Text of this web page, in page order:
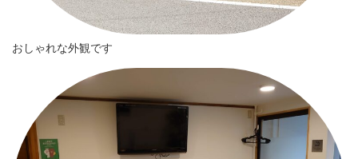
おしゃれな外観です